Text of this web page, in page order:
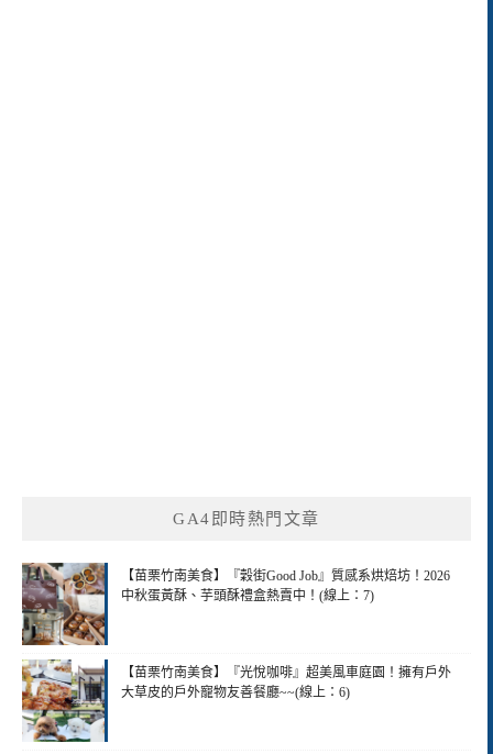
GA4即時熱門文章
【苗栗竹南美食】『穀街Good Job』質感系烘焙坊！2026
中秋蛋黃酥、芋頭酥禮盒熱賣中！(線上：7)
【苗栗竹南美食】『光悅咖啡』超美風車庭園！擁有戶外
大草皮的戶外寵物友善餐廳~~(線上：6)